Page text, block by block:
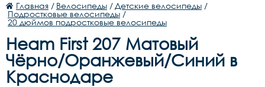
Главная / Велосипеды / Детские велосипеды /
Подростковые велосипеды /
20 дюймов подростковые велосипеды
Heam First 207 Матовый
Чёрно/Оранжевый/Синий в
Краснодаре